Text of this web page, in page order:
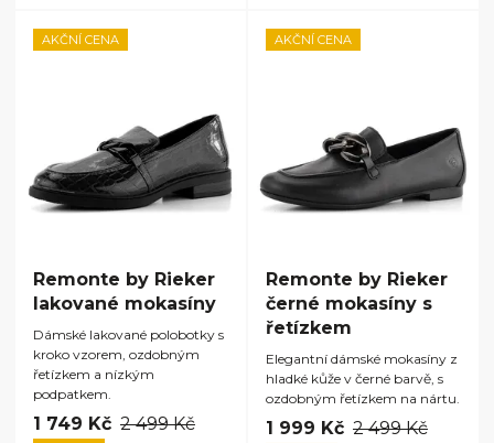
AKČNÍ CENA
Remonte by Rieker
lakované mokasíny
Dámské lakované polobotky s
kroko vzorem, ozdobným
řetízkem a nízkým
podpatkem.
1 749 Kč 2 499 Kč
AKČNÍ CENA
Remonte by Rieker
černé mokasíny s
řetízkem
Elegantní dámské mokasíny z
hladké kůže v černé barvě, s
ozdobným řetízkem na nártu.
1 999 Kč 2 499 Kč